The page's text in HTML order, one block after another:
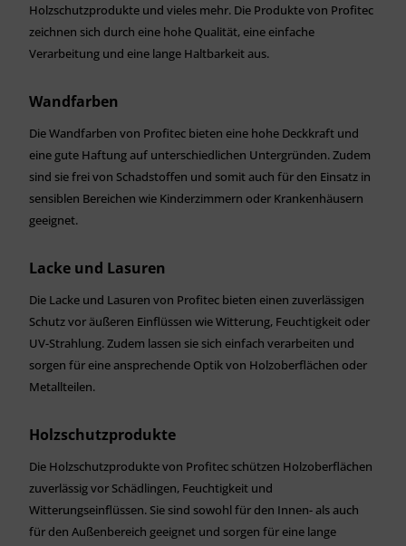
Holzschutzprodukte und vieles mehr. Die Produkte von Profitec
zeichnen sich durch eine hohe Qualität, eine einfache
Verarbeitung und eine lange Haltbarkeit aus.
Wandfarben
Die Wandfarben von Profitec bieten eine hohe Deckkraft und
eine gute Haftung auf unterschiedlichen Untergründen. Zudem
sind sie frei von Schadstoffen und somit auch für den Einsatz in
sensiblen Bereichen wie Kinderzimmern oder Krankenhäusern
geeignet.
Lacke und Lasuren
Die Lacke und Lasuren von Profitec bieten einen zuverlässigen
Schutz vor äußeren Einflüssen wie Witterung, Feuchtigkeit oder
UV-Strahlung. Zudem lassen sie sich einfach verarbeiten und
sorgen für eine ansprechende Optik von Holzoberflächen oder
Metallteilen.
Holzschutzprodukte
Die Holzschutzprodukte von Profitec schützen Holzoberflächen
zuverlässig vor Schädlingen, Feuchtigkeit und
Witterungseinflüssen. Sie sind sowohl für den Innen- als auch
für den Außenbereich geeignet und sorgen für eine lange